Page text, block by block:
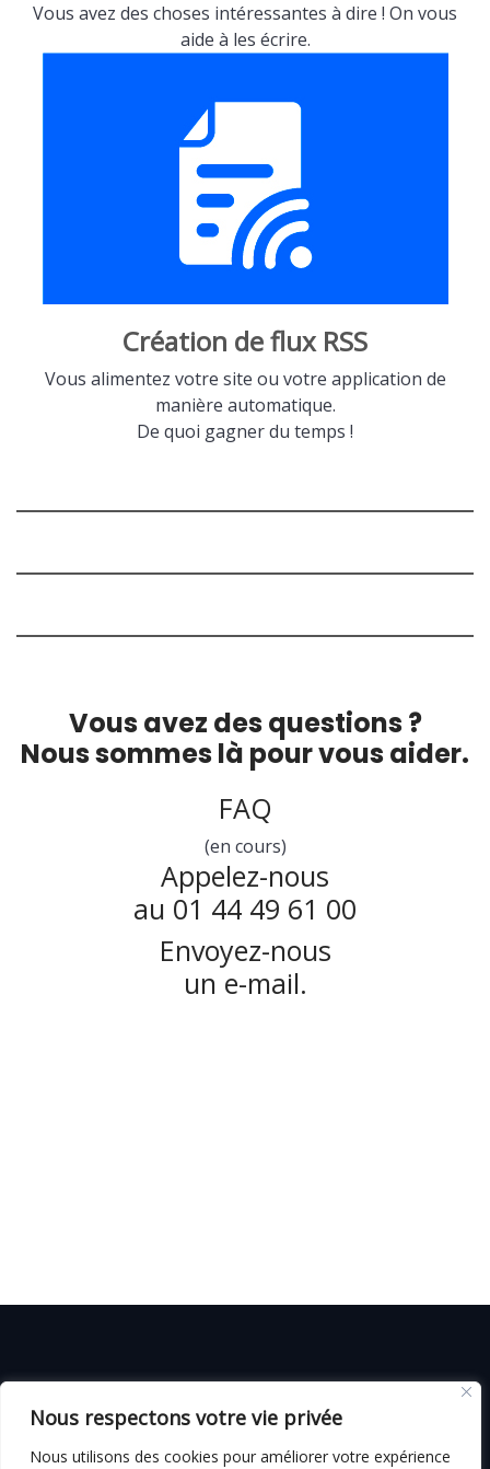
Nous respectons votre vie privée
Nous utilisons des cookies pour améliorer votre expérience
Vous avez des choses intéressantes à dire ! On vous
aide à les écrire.
Création de flux RSS
Vous alimentez votre site ou votre application de
manière automatique.
De quoi gagner du temps !
Vous avez des questions ?
Nous sommes là pour vous aider.
FAQ
(en cours)
Appelez-nous
au 01 44 49 61 00
Envoyez-nous
un e-mail.
CGV